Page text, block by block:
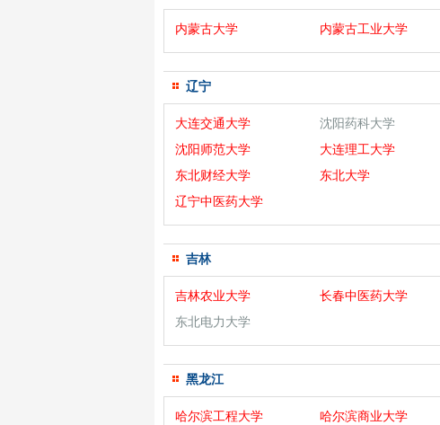
内蒙古大学 内蒙古工业大学
辽宁
大连交通大学 沈阳药科大学
沈阳师范大学
大连理工大学
东北财经大学
东北大学
辽宁中医药大学
吉林
吉林农业大学 长春中医药大学
东北电力大学
黑龙江
哈尔滨工程大学 哈尔滨商业大学